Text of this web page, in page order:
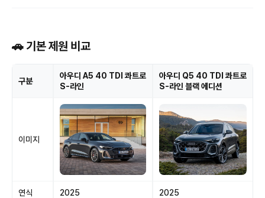
🚗 기본 제원 비교
구분
아우디 A5 40 TDI 콰트로
S-라인
아우디 Q5 40 TDI 콰트로
S-라인 블랙 에디션
이미지
연식 2025 2025